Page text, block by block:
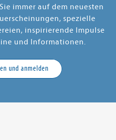
immer auf dem neuesten
spezielle
inspirierende Impulse
und Informationen.
und anmelden